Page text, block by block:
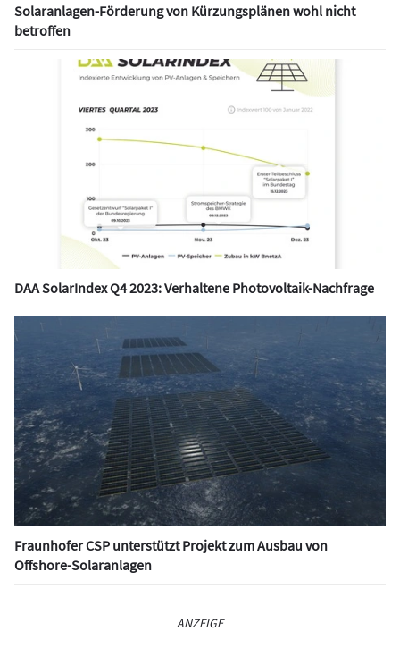
Solaranlagen-Förderung von Kürzungsplänen wohl nicht
betroffen
DAA SolarIndex Q4 2023: Verhaltene Photovoltaik-Nachfrage
Fraunhofer CSP unterstützt Projekt zum Ausbau von
Offshore-Solaranlagen
ANZEIGE